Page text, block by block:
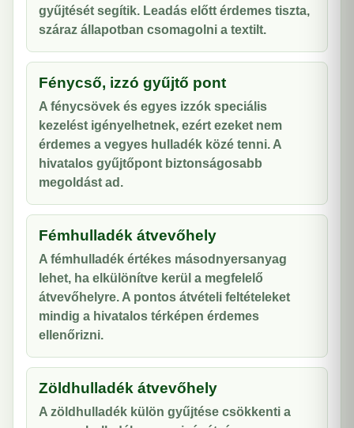
gyűjtését segítik. Leadás előtt érdemes tiszta,
száraz állapotban csomagolni a textilt.
Fénycső, izzó gyűjtő pont
A fénycsövek és egyes izzók speciális
kezelést igényelhetnek, ezért ezeket nem
érdemes a vegyes hulladék közé tenni. A
hivatalos gyűjtőpont biztonságosabb
megoldást ad.
Fémhulladék átvevőhely
A fémhulladék értékes másodnyersanyag
lehet, ha elkülönítve kerül a megfelelő
átvevőhelyre. A pontos átvételi feltételeket
mindig a hivatalos térképen érdemes
ellenőrizni.
Zöldhulladék átvevőhely
A zöldhulladék külön gyűjtése csökkenti a